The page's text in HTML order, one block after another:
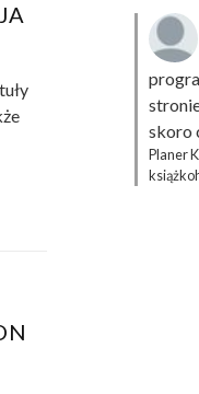
skoro
Planer